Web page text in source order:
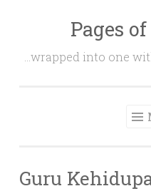
content
Pages
…wrapped into one
Guru